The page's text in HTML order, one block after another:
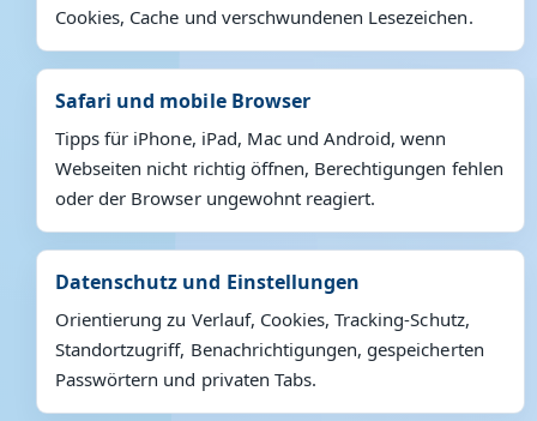
Cookies, Cache und verschwundenen Lesezeichen.
Safari und mobile Browser
Tipps für iPhone, iPad, Mac und Android, wenn
Webseiten nicht richtig öffnen, Berechtigungen fehlen
oder der Browser ungewohnt reagiert.
Datenschutz und Einstellungen
Orientierung zu Verlauf, Cookies, Tracking-Schutz,
Standortzugriff, Benachrichtigungen, gespeicherten
Passwörtern und privaten Tabs.